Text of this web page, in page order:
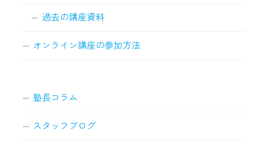
過去の講座資料
オンライン講座の参加方法
塾長コラム
スタッフブログ